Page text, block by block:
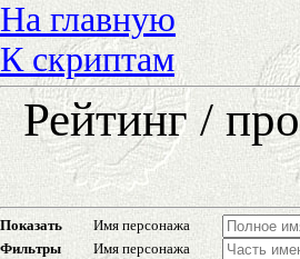
На главную
К скриптам
Рейтинг /
Показать
Имя персонажа
Фильтры
Имя персонажа